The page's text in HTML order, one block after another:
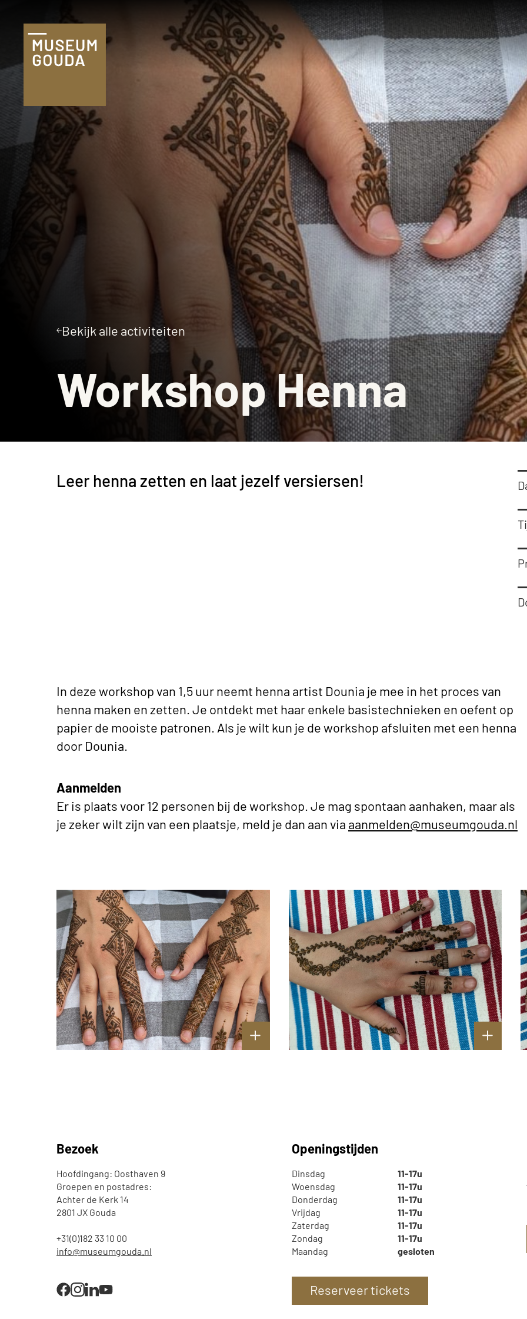
Tickets
Plan je bezoek
Praktische
informatie
Familie & kinderen
Onderwijs
Museumshop
Museumcafé
Te zien en te
doen
Tentoonstellingen
Activiteiten
Over
Zoek
Plateel
School
Bekijk alle activiteiten
Workshop Henna
Leer henna zetten en laat jezelf versiersen!
In deze workshop van 1,5 uur neemt henna artist Dounia je mee in het proces van
henna maken en zetten. Je ontdekt met haar enkele basistechnieken en oefent op
papier de mooiste patronen. Als je wilt kun je de workshop afsluiten met een henna
door Dounia.
Aanmelden
Er is plaats voor 12 personen bij de workshop. Je mag spontaan aanhaken, maar als
je zeker wilt zijn van een plaatsje, meld je dan aan via aanmelden@museumgouda.nl
Bezoek
Hoofdingang: Oosthaven 9
Groepen en postadres:
Achter de Kerk 14
2801 JX Gouda
+31(0)182 33 10 00
info@museumgouda.nl
Openingstijden
Dinsdag
11-17u
Woensdag
11-17u
Donderdag
11-17u
Vrijdag
11-17u
Zaterdag
11-17u
Zondag
11-17u
Maandag
gesloten
Reserveer tickets